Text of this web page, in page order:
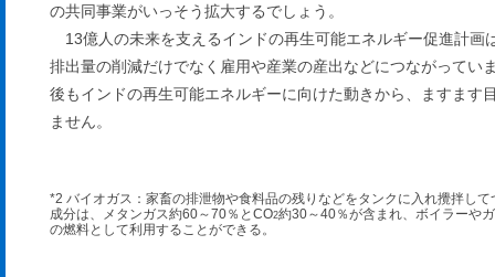
の共同事業がいっそう拡大するでしょう。
13億人の未来を支えるインドの再生可能エネルギー促進計画
排出量の削減だけでなく雇用や産業の産出などにつながってい
後もインドの再生可能エネルギーに向けた動きから、ますます
ません。
*2 バイオガス：家畜の排泄物や食料品の残りなどをタンクに入れ攪拌して
成分は、メタンガス約60～70％とCO2約30～40％が含まれ、ボイラーや
の燃料として利用することができる。